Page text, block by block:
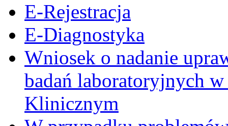
E-Rejestracja
E-Diagnostyka
Wniosek o nadanie
badań laboratoryjnych
Klinicznym